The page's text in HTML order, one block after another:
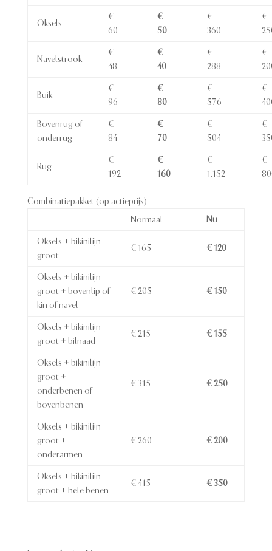
Oksels
€
60
€
50
€
360
€
Navelstrook
€
48
€
40
€
288
€
Buik
€
96
€
80
€
576
€
Bovenrug of
onderrug
€
84
€
70
€
504
€
Rug
€
192
€
160
€
1.152
€
Combinatiepakket (op actieprijs)
Normaal
Nu
Oksels + bikinilijn
groot
€ 165 € 120
Oksels + bikinilijn
groot + bovenlip of
kin of navel
€ 205 € 150
Oksels + bikinilijn
groot + bilnaad
€ 215 € 155
Oksels + bikinilijn
groot +
onderbenen of
bovenbenen
€ 315 € 250
Oksels + bikinilijn
groot +
onderarmen
€ 260 € 200
Oksels + bikinilijn
groot + hele benen
€ 415 € 350